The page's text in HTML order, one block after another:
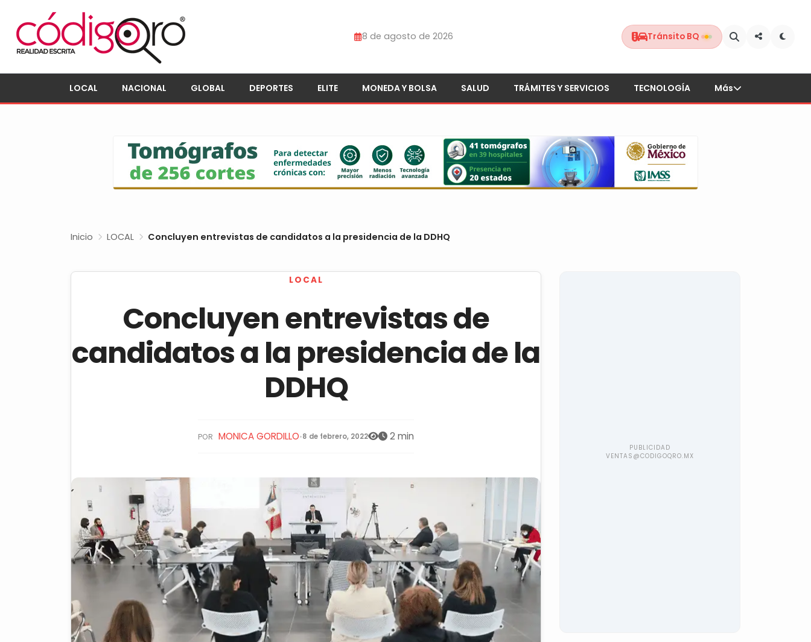
8 de agosto de 2026 Tránsito BQ
LOCAL NACIONAL GLOBAL DEPORTES ELITE MONEDA Y BOLSA SALUD TRÁMITES Y SERVICIOS TECNOLOGÍA Más
Inicio LOCAL Concluyen entrevistas de candidatos a la presidencia de la DDHQ
LOCAL
Concluyen entrevistas de
candidatos a la presidencia de la
DDHQ
POR MONICA GORDILLO•8 de febrero, 2022 2 min